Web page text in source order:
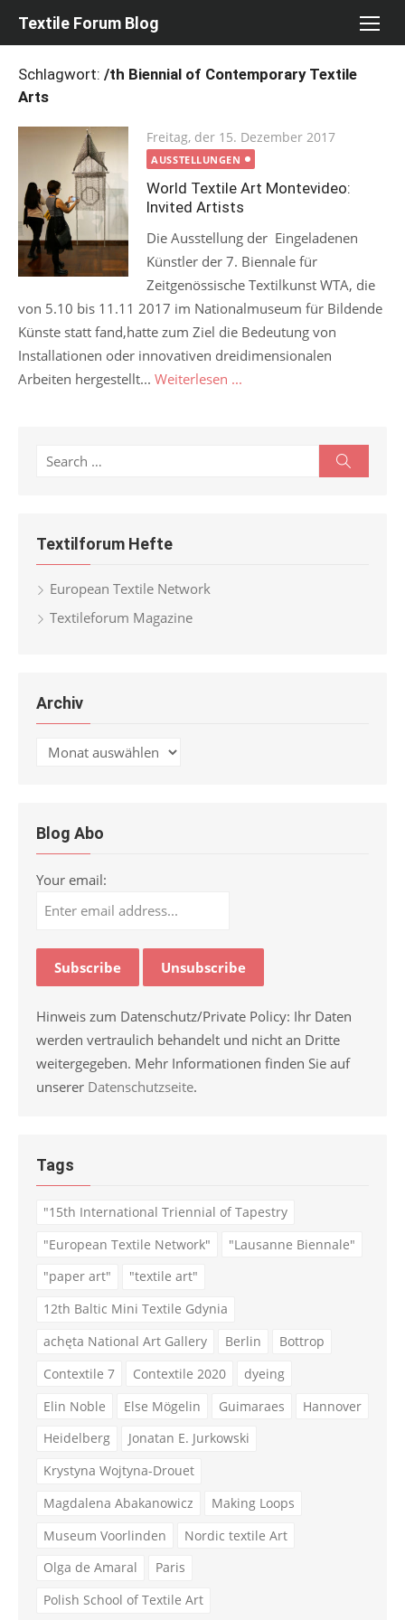
Textile Forum Blog
Schlagwort: /th Biennial of Contemporary Textile
Arts
Posted
on
Freitag, der 15. Dezember 2017
AUSSTELLUNGEN
World Textile Art Montevideo:
Invited Artists
Die Ausstellung der Eingeladenen
Künstler der 7. Biennale für
Zeitgenössische Textilkunst WTA, die
von 5.10 bis 11.11 2017 im Nationalmuseum für Bildende
Künste statt fand,hatte zum Ziel die Bedeutung von
Installationen oder innovativen dreidimensionalen
Arbeiten hergestellt... Weiterlesen ...
Search
Textilforum Hefte
European Textile Network
Textileforum Magazine
Archiv
Archiv
Blog Abo
Your email:
Hinweis zum Datenschutz/Private Policy: Ihr Daten
werden vertraulich behandelt und nicht an Dritte
weitergegeben. Mehr Informationen finden Sie auf
unserer Datenschutzseite.
Tags
"15th International Triennial of Tapestry
"European Textile Network"
"Lausanne Biennale"
"paper art"
"textile art"
12th Baltic Mini Textile Gdynia
achęta National Art Gallery
Berlin
Bottrop
Contextile 7
Contextile 2020
dyeing
Elin Noble
Else Mögelin Guimaraes
Hannover
Heidelberg
Jonatan E. Jurkowski
Krystyna Wojtyna-Drouet
Magdalena Abakanowicz
Making Loops
Museum Voorlinden
Nordic textile Art
Olga de Amaral
Paris
Polish School of Textile Art